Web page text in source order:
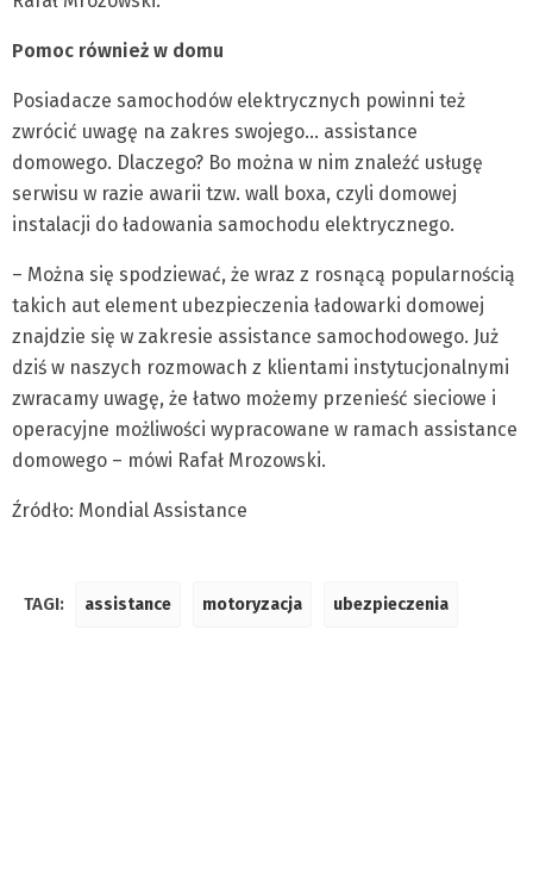
Pomoc również w domu
Posiadacze samochodów elektrycznych powinni też
zwrócić uwagę na zakres swojego… assistance
domowego. Dlaczego? Bo można w nim znaleźć usługę
serwisu w razie awarii tzw. wall boxa, czyli domowej
instalacji do ładowania samochodu elektrycznego.
– Można się spodziewać, że wraz z rosnącą popularnością
takich aut element ubezpieczenia ładowarki domowej
znajdzie się w zakresie assistance samochodowego. Już
dziś w naszych rozmowach z klientami instytucjonalnymi
zwracamy uwagę, że łatwo możemy przenieść sieciowe i
operacyjne możliwości wypracowane w ramach assistance
domowego – mówi Rafał Mrozowski.
Źródło: Mondial Assistance
TAGI: assistance motoryzacja ubezpieczenia